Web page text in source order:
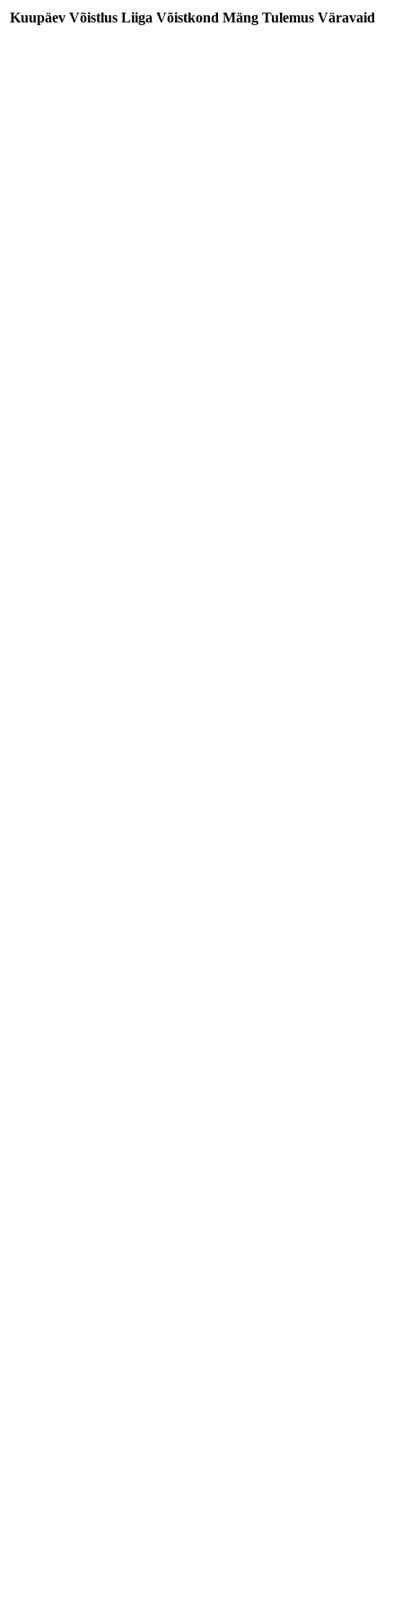
Kuupäev Võistlus Liiga Võistkond Mäng Tulemus Väravaid